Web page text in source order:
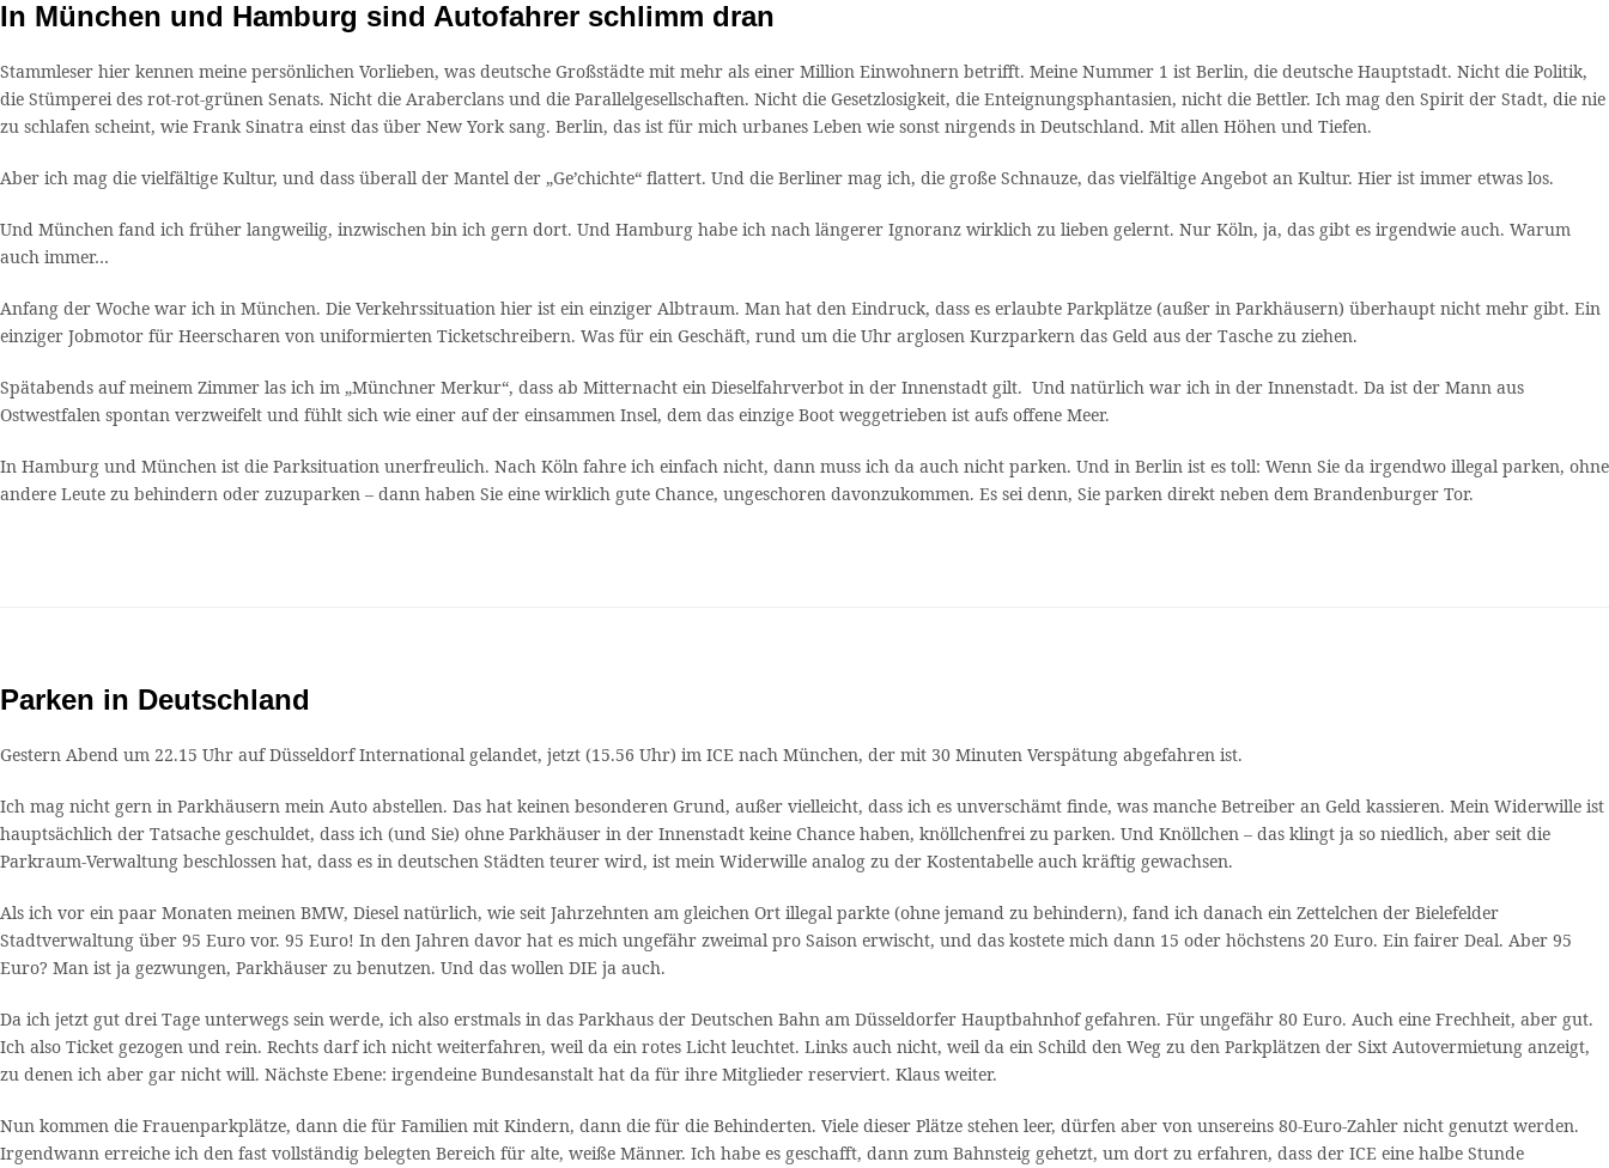
In München und Hamburg sind Autofahrer schlimm dran
Stammleser hier kennen meine persönlichen Vorlieben, was deutsche Großstädte mit mehr als einer Million Einwohnern betrifft. Meine Nummer 1 ist Berlin, die deutsche Hauptstadt. Nicht die Politik,
die Stümperei des rot-rot-grünen Senats. Nicht die Araberclans und die Parallelgesellschaften. Nicht die Gesetzlosigkeit, die Enteignungsphantasien, nicht die Bettler. Ich mag den Spirit der Stadt, die nie
zu schlafen scheint, wie Frank Sinatra einst das über New York sang. Berlin, das ist für mich urbanes Leben wie sonst nirgends in Deutschland. Mit allen Höhen und Tiefen.
Aber ich mag die vielfältige Kultur, und dass überall der Mantel der „Ge’chichte“ flattert. Und die Berliner mag ich, die große Schnauze, das vielfältige Angebot an Kultur. Hier ist immer etwas los.
Und München fand ich früher langweilig, inzwischen bin ich gern dort. Und Hamburg habe ich nach längerer Ignoranz wirklich zu lieben gelernt. Nur Köln, ja, das gibt es irgendwie auch. Warum
auch immer…
Anfang der Woche war ich in München. Die Verkehrssituation hier ist ein einziger Albtraum. Man hat den Eindruck, dass es erlaubte Parkplätze (außer in Parkhäusern) überhaupt nicht mehr gibt. Ein
einziger Jobmotor für Heerscharen von uniformierten Ticketschreibern. Was für ein Geschäft, rund um die Uhr arglosen Kurzparkern das Geld aus der Tasche zu ziehen.
Spätabends auf meinem Zimmer las ich im „Münchner Merkur“, dass ab Mitternacht ein Dieselfahrverbot in der Innenstadt gilt. Und natürlich war ich in der Innenstadt. Da ist der Mann aus
Ostwestfalen spontan verzweifelt und fühlt sich wie einer auf der einsammen Insel, dem das einzige Boot weggetrieben ist aufs offene Meer.
In Hamburg und München ist die Parksituation unerfreulich. Nach Köln fahre ich einfach nicht, dann muss ich da auch nicht parken. Und in Berlin ist es toll: Wenn Sie da irgendwo illegal parken, ohne
andere Leute zu behindern oder zuzuparken – dann haben Sie eine wirklich gute Chance, ungeschoren davonzukommen. Es sei denn, Sie parken direkt neben dem Brandenburger Tor.
Parken in Deutschland
Gestern Abend um 22.15 Uhr auf Düsseldorf International gelandet, jetzt (15.56 Uhr) im ICE nach München, der mit 30 Minuten Verspätung abgefahren ist.
Ich mag nicht gern in Parkhäusern mein Auto abstellen. Das hat keinen besonderen Grund, außer vielleicht, dass ich es unverschämt finde, was manche Betreiber an Geld kassieren. Mein Widerwille ist
hauptsächlich der Tatsache geschuldet, dass ich (und Sie) ohne Parkhäuser in der Innenstadt keine Chance haben, knöllchenfrei zu parken. Und Knöllchen – das klingt ja so niedlich, aber seit die
Parkraum-Verwaltung beschlossen hat, dass es in deutschen Städten teurer wird, ist mein Widerwille analog zu der Kostentabelle auch kräftig gewachsen.
Als ich vor ein paar Monaten meinen BMW, Diesel natürlich, wie seit Jahrzehnten am gleichen Ort illegal parkte (ohne jemand zu behindern), fand ich danach ein Zettelchen der Bielefelder
Stadtverwaltung über 95 Euro vor. 95 Euro! In den Jahren davor hat es mich ungefähr zweimal pro Saison erwischt, und das kostete mich dann 15 oder höchstens 20 Euro. Ein fairer Deal. Aber 95
Euro? Man ist ja gezwungen, Parkhäuser zu benutzen. Und das wollen DIE ja auch.
Da ich jetzt gut drei Tage unterwegs sein werde, ich also erstmals in das Parkhaus der Deutschen Bahn am Düsseldorfer Hauptbahnhof gefahren. Für ungefähr 80 Euro. Auch eine Frechheit, aber gut.
Ich also Ticket gezogen und rein. Rechts darf ich nicht weiterfahren, weil da ein rotes Licht leuchtet. Links auch nicht, weil da ein Schild den Weg zu den Parkplätzen der Sixt Autovermietung anzeigt,
zu denen ich aber gar nicht will. Nächste Ebene: irgendeine Bundesanstalt hat da für ihre Mitglieder reserviert. Klaus weiter.
Nun kommen die Frauenparkplätze, dann die für Familien mit Kindern, dann die für die Behinderten. Viele dieser Plätze stehen leer, dürfen aber von unsereins 80-Euro-Zahler nicht genutzt werden.
Irgendwann erreiche ich den fast vollständig belegten Bereich für alte, weiße Männer. Ich habe es geschafft, dann zum Bahnsteig gehetzt, um dort zu erfahren, dass der ICE eine halbe Stunde